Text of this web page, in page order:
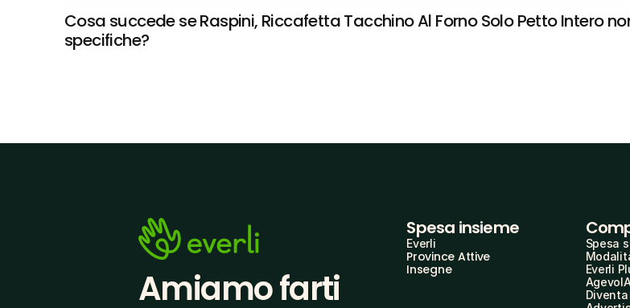
Cosa succede se Raspini, Riccafetta Tacchino Al Forno Solo Petto Intero
specifiche?
Amiamo farti
Spesa insieme
Everli
Province Attive
Insegne
Spesa
Everli